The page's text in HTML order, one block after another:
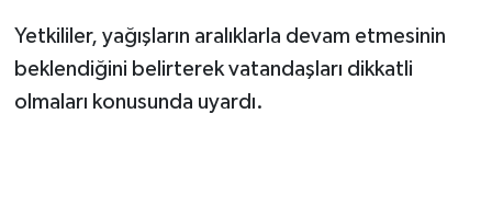
Yetkililer, yağışların aralıklarla devam etmesinin
beklendiğini belirterek vatandaşları dikkatli
olmaları konusunda uyardı.